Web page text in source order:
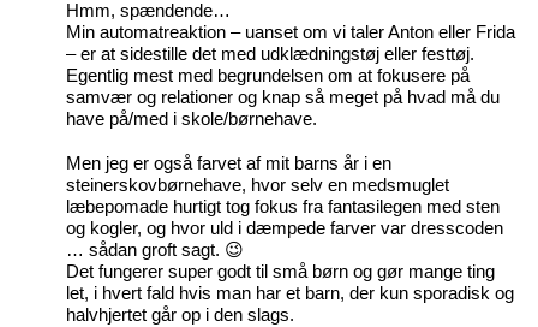
Hmm, spændende…
Min automatreaktion – uanset om vi taler Anton eller Frida
– er at sidestille det med udklædningstøj eller festtøj.
Egentlig mest med begrundelsen om at fokusere på
samvær og relationer og knap så meget på hvad må du
have på/med i skole/børnehave.
Men jeg er også farvet af mit barns år i en
steinerskovbørnehave, hvor selv en medsmuglet
læbepomade hurtigt tog fokus fra fantasilegen med sten
og kogler, og hvor uld i dæmpede farver var dresscoden
… sådan groft sagt. 😉
Det fungerer super godt til små børn og gør mange ting
let, i hvert fald hvis man har et barn, der kun sporadisk og
halvhjertet går op i den slags.